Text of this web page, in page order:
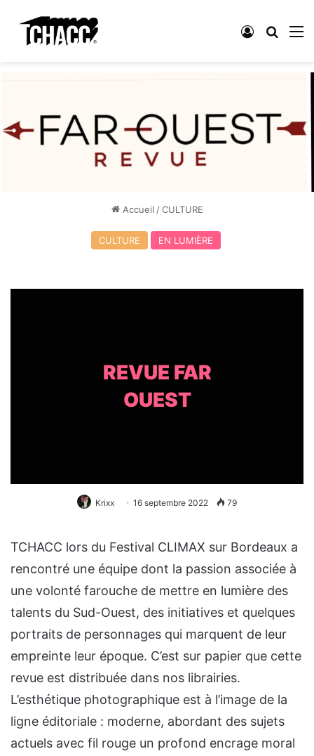
Connexion
Accueil / CULTURE
CULTURE EN LUMIÈRE
REVUE FAR
OUEST
Krixx 16 septembre 2022 79
TCHACC lors du Festival CLIMAX sur Bordeaux a
rencontré une équipe dont la passion associée à
une volonté farouche de mettre en lumière des
talents du Sud-Ouest, des initiatives et quelques
portraits de personnages qui marquent de leur
empreinte leur époque. C’est sur papier que cette
revue est distribuée dans nos librairies.
L’esthétique photographique est à l’image de la
ligne éditoriale : moderne, abordant des sujets
actuels avec fil rouge un profond encrage moral